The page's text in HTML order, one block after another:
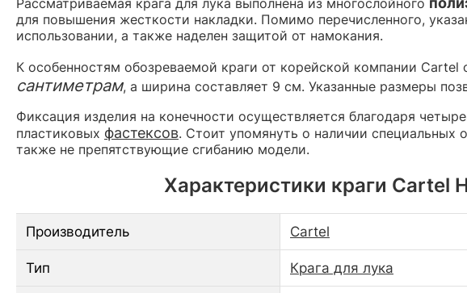
для повышения жесткости накладки. Помимо перечисленного,
использовании, а также наделен защитой от намокания.
К особенностям обозреваемой краги от корейской компании
сантиметрам, а ширина составляет 9 см. Указанные размеры
Фиксация изделия на конечности осуществляется благодаря
пластиковых фастексов. Стоит упомянуть о наличии специальных
также не препятствующие сгибанию модели.
Характеристики краги Cartel
Производитель Cartel
Тип Крага для лука